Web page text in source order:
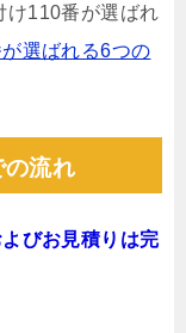
け110番が選ばれ
選ばれる6つの
の流れ
びお見積りは完